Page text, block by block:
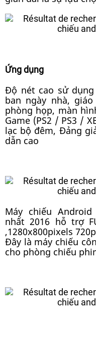
Ứng dụng
Độ nét cao sử
ban ngày nhà,
phòng họp, màn
Game (PS2 / PS3 /
lạc bộ đêm, Đảng
dẫn cao
Máy chiếu
nhất 2016 hỗ trợ
,1280x800pixels
Đây là máy chiếu
cho phòng chiếu